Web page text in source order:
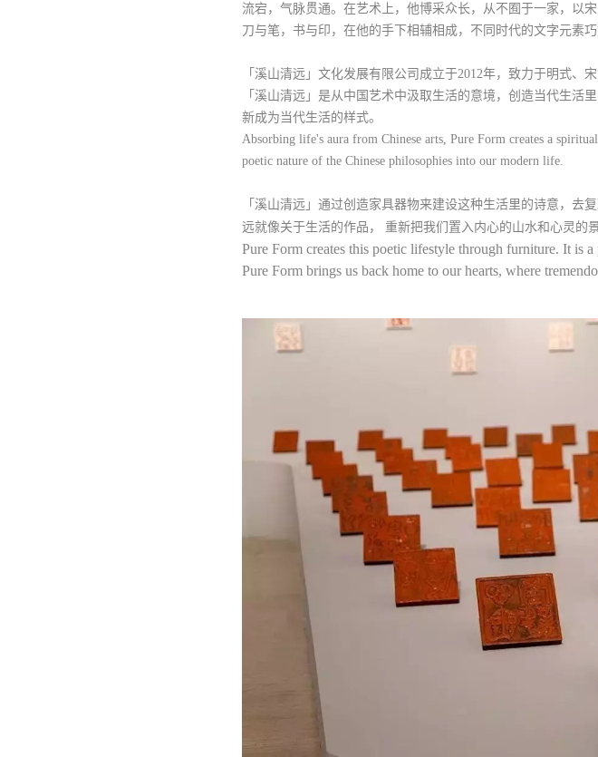
流宕，气脉贯通。在艺术上，他博采众长，从不囿于一家，以
刀与笔，书与印，在他的手下相辅相成，不同时代的文字元素
「溪山清远」文化发展有限公司成立于2012年，致力于明式、
「溪山清远」是从中国艺术中汲取生活的意境，创造当代生
新成为当代生活的样式。
Absorbing life's aura from Chinese arts, Pure Form creates a
poetic nature of the Chinese philosophies into our modern life.
「溪山清远」通过创造家具器物来建设这种生活里的诗意，
远就像关于生活的作品， 重新把我们置入内心的山水和心灵的
Pure Form creates this poetic lifestyle through furniture. It is
Pure Form brings us back home to our hearts, where